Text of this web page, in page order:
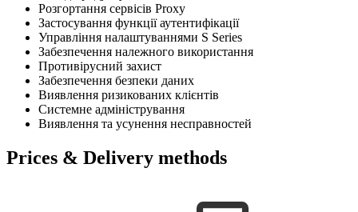
Розгортання сервісів Proxy
Застосування функції аутентифікації
Управління налаштуваннями S Series
Забезпечення належного використання
Противірусний захист
Забезпечення безпеки даних
Виявлення ризикованих клієнтів
Системне адміністрування
Виявлення та усунення несправностей
Prices & Delivery methods